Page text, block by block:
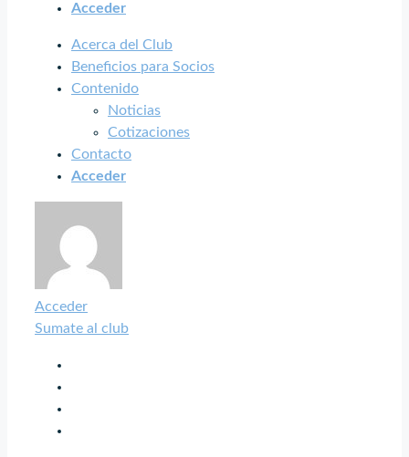
Acceder
Acerca del Club
Beneficios para Socios
Contenido
Noticias
Cotizaciones
Contacto
Acceder
Acceder
Sumate al club